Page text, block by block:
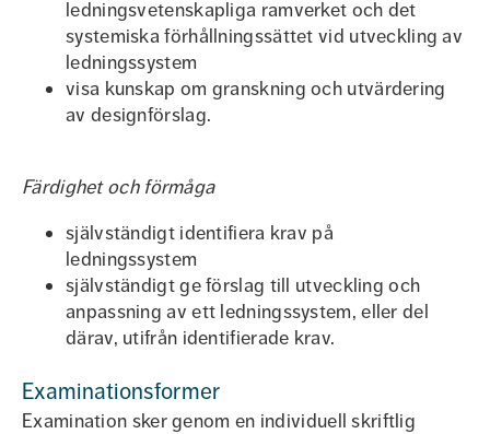
ledningsvetenskapliga ramverket och det
systemiska förhållningssättet vid utveckling av
ledningssystem
visa kunskap om granskning och utvärdering
av designförslag.
Färdighet och förmåga
självständigt identifiera krav på
ledningssystem
självständigt ge förslag till utveckling och
anpassning av ett ledningssystem, eller del
därav, utifrån identifierade krav.
Examinationsformer
Examination sker genom en individuell skriftlig